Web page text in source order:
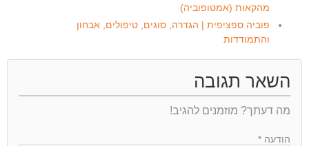
מהקאות (אמטופוביה)
פוביה ספציפית | הגדרה, סוגים, טיפולים, אבחון
והתמודדות
השאר תגובה
מה דעתך? מוזמנים להגיב!
הודעה *